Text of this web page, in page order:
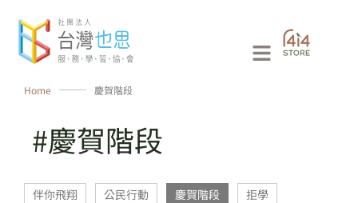
Main
Home ⸻ 慶賀階段
#慶賀階段
伴你飛翔 公民行動 慶賀階段
拒學